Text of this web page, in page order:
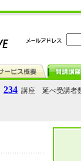
234 講座 延べ受講者